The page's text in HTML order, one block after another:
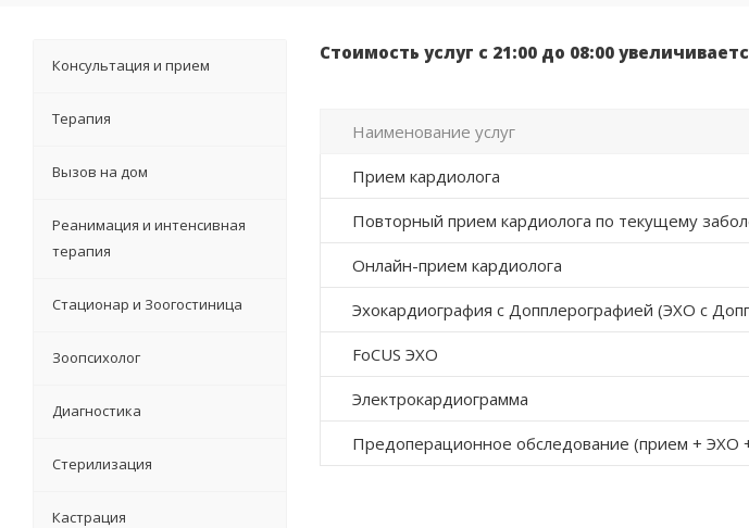
Стоимость услуг с 21:00 до 08:00
Наименование услуг
Прием кардиолога
Повторный прием кардиолога по текущему
Онлайн-прием кардиолога
Эхокардиография с Допплерографией (ЭХО с
FoCUS ЭХО
Электрокардиограмма
Предоперационное обследование (прием + ЭХО
Консультация и прием
Терапия
Вызов на дом
Реанимация и интенсивная
терапия
Стационар и Зоогостиница
Зоопсихолог
Диагностика
Стерилизация
Кастрация